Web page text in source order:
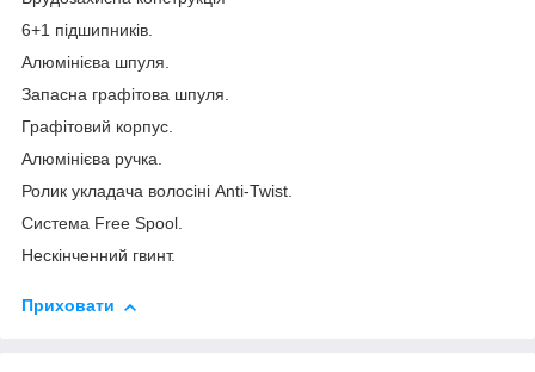
6+1 підшипників.
Алюмінієва шпуля.
Запасна графітова шпуля.
Графітовий корпус.
Алюмінієва ручка.
Ролик укладача волосіні Anti-Twist.
Система Free Spool.
Нескінченний гвинт.
Приховати